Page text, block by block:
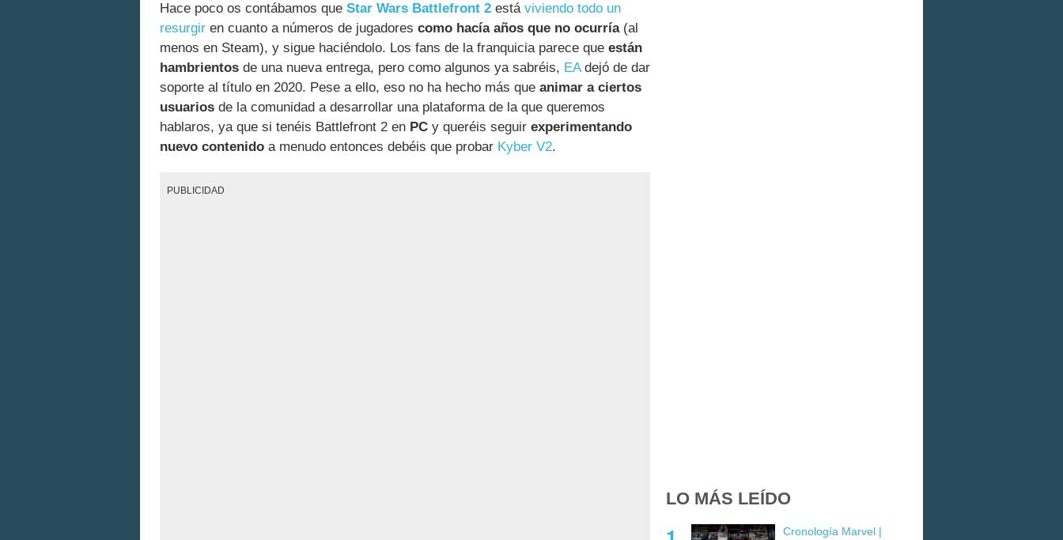
Hace poco os contábamos que Star Wars Battlefront 2 está viviendo todo un
resurgir en cuanto a números de jugadores como hacía años que no ocurría(al
menos en Steam), y sigue haciéndolo. Los fans de la franquicia parece que están
hambrientos de una nueva entrega, pero como algunos ya sabréis, EAdejó de dar
soporte al título en 2020. Pese a ello, eso no ha hecho más que animar a ciertos
usuarios de la comunidad a desarrollar una plataforma de la que queremos
hablaros, ya que si tenéis Battlefront 2 en PC y queréis seguir experimentando
nuevo contenido a menudo entonces debéis que probar Kyber V2.
PUBLICIDAD
LO MÁS LEÍDO
Cronología Marvel |